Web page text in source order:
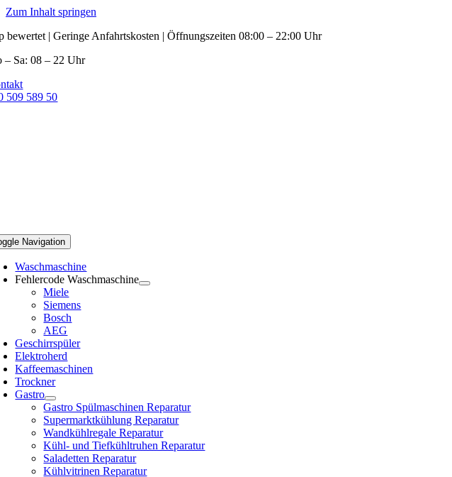
Zum Inhalt springen
bewertet | Geringe Anfahrtskosten | Öffnungszeiten 08:00 – 22:00 Uhr
– Sa: 08 – 22 Uhr
509 589 50
Navigation
Waschmaschine
Fehlercode Waschmaschine
Miele
Siemens
Bosch
AEG
Geschirrspüler
Elektroherd
Kaffeemaschinen
Trockner
Gastro
Gastro Spülmaschinen Reparatur
Supermarktkühlung Reparatur
Wandkühlregale Reparatur
Kühl- und Tiefkühltruhen Reparatur
Saladetten Reparatur
Kühlvitrinen Reparatur